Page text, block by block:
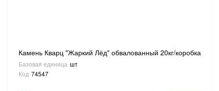
Камень Кварц "Жаркий Лёд" обвалованный 20кг/коробка
Базовая единица шт
Код 74547